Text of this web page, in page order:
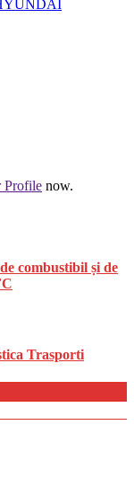
Profile now.
combustibil și de
Trasporti